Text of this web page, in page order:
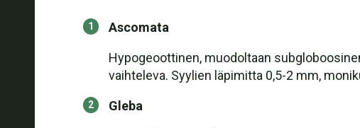
Ascomata
Hypogeoottinen, muodoltaan
vaihteleva. Syylien läpimitta 0,5-2 mm,
Gleba